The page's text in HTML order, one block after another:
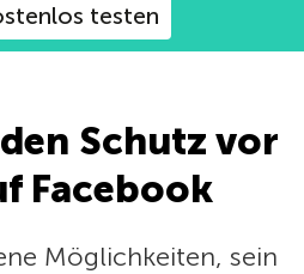
testen
Schutz vor
Facebook
Möglichkeiten, sein